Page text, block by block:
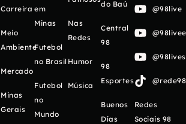
Carreira
Meio
Ambiente
Mercado
Minas
Gerais
em
Minas
Futebol
no Brasil
Futebol
no
Mundo
Nas
Redes
Humor
Música
do Baú
Central
98
98
Esportes
Buenos
Días
@98live
Redes
Sociais 98